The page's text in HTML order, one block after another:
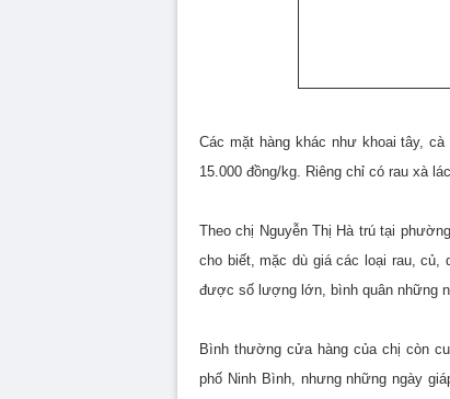
Các mặt hàng khác như khoai tây,
15.000 đồng/kg. Riêng chỉ có rau xà
Theo chị Nguyễn Thị Hà trú tại
cho biết, mặc dù giá các loại rau, củ,
được số lượng lớn, bình quân những
Bình thường cửa hàng của chị còn
phố Ninh Bình, nhưng những ngày